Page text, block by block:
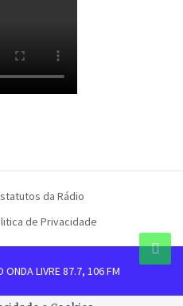
da Rádio
de Privacidade
ONDA LIVRE 87.7, 106 FM